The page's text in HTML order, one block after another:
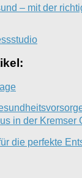
– mit der
in der Kremser
die perfekte